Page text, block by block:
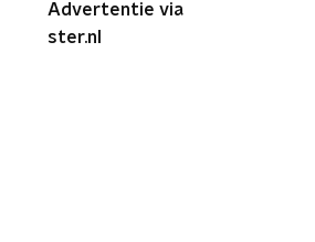
Advertentie via
ster.nl